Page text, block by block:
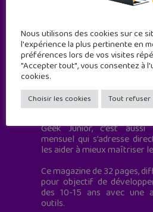
Geek Junior est le premier
à destination des
Geek Junior, c’est
mensuel qui s’adresse
les aider à mieux maîtriser
Ce magazine de 32 pages,
pour objectif de
des 10-15 ans avec une
outils.
Nous utilisons des cookies sur ce
l'expérience la plus pertinente en
préférences lors de vos visites
"Accepter tout", vous consentez à
cookies.
Choisir les cookies Tout refuser